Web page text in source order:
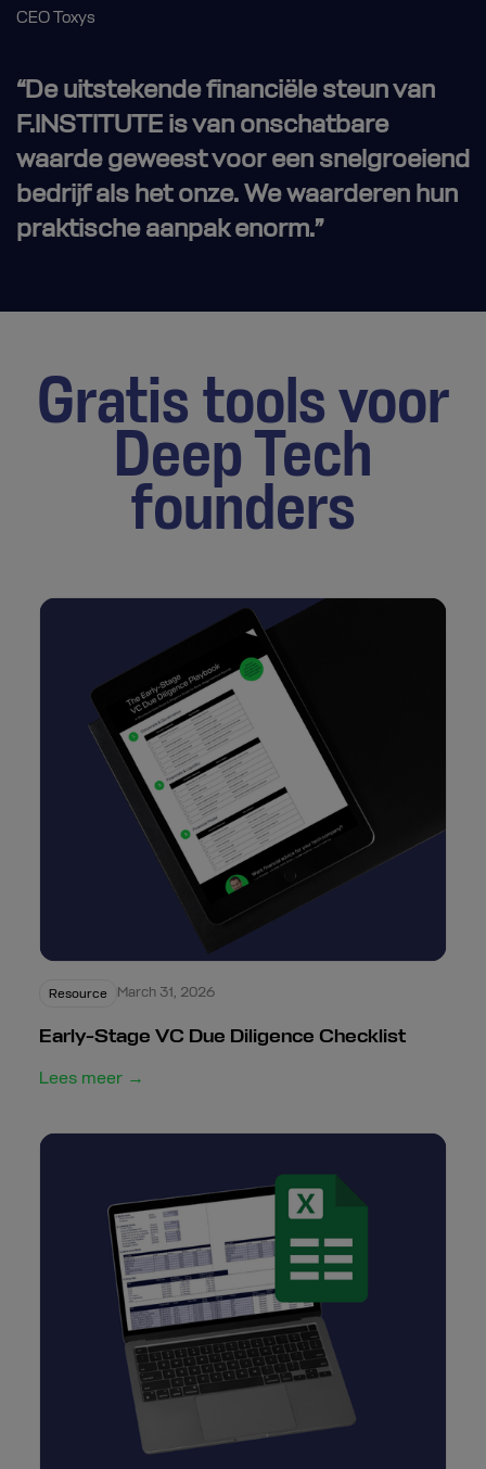
CEO Toxys
“De uitstekende financiële steun van
F.INSTITUTE is van onschatbare
waarde geweest voor een snelgroeiend
bedrijf als het onze. We waarderen hun
praktische aanpak enorm.”
Gratis tools voor
Deep Tech
founders
Resource March 31, 2026
Early-Stage VC Due Diligence Checklist
Lees meer →